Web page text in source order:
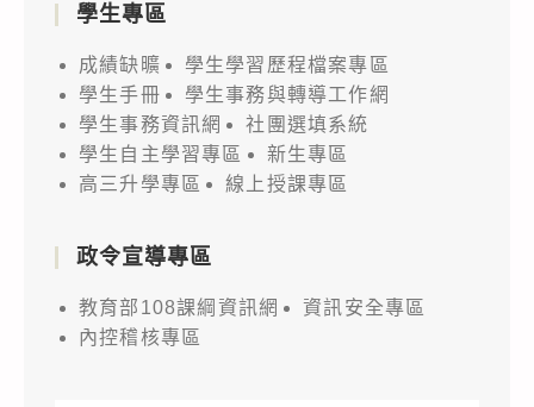
學生專區
成績缺曠
學生學習歷程檔案專區
學生手冊
學生事務與轉導工作網
學生事務資訊網
社團選填系統
學生自主學習專區
新生專區
高三升學專區
線上授課專區
政令宣導專區
教育部108課綱資訊網
資訊安全專區
內控稽核專區